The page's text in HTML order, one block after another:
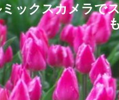
ミックスカメラで